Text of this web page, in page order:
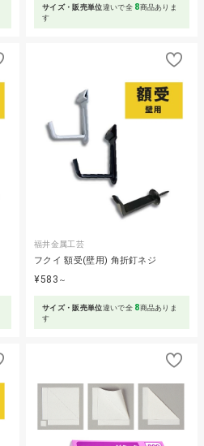
サイズ・販売単位違いで全 8商品ありま
す
福井金属工芸
フクイ 額受(壁用) 角折釘ネジ
¥583 ～
サイズ・販売単位違いで全 8商品ありま
す